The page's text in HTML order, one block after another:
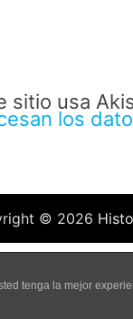
sitio usa
los
© 2026
tenga la mejor